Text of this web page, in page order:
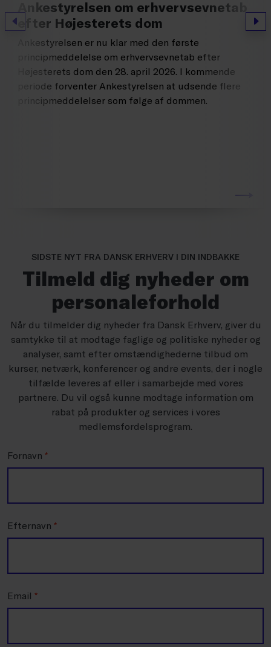
Forrige
Ankestyrelsen om erhvervsevnetab
efter Højesterets dom
Ankestyrelsen er nu klar med den første
principmeddelelse om erhvervsevnetab efter
Højesterets dom den 28. april 2026. I kommende
periode forventer Ankestyrelsen at udsende flere
principmeddelelser som følge af dommen.
SIDSTE NYT FRA DANSK ERHVERV I DIN INDBAKKE
Tilmeld dig nyheder om
personaleforhold
Når du tilmelder dig nyheder fra Dansk Erhverv, giver du
samtykke til at modtage faglige og politiske nyheder og
analyser, samt efter omstændighederne tilbud om
kurser, netværk, konferencer og andre events, der i nogle
tilfælde leveres af eller i samarbejde med vores
partnere. Du vil også kunne modtage information om
rabat på produkter og services i vores
medlemsfordelsprogram.
Fornavn *
Efternavn *
Email *